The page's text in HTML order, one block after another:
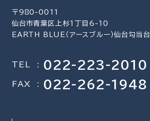
〒980-0011
仙台市青葉区上杉1丁目6-10
EARTH BLUE（アースブルー）仙台勾当台
TEL : 022-223-2010
FAX : 022-262-1948